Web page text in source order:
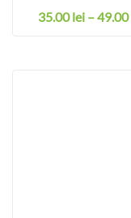
35.00lei –49.00